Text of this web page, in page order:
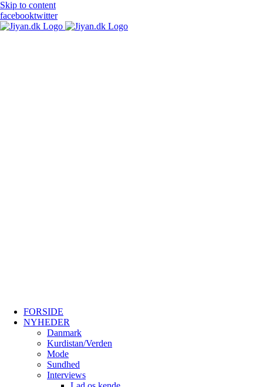
Skip to content
facebooktwitter
FORSIDE
NYHEDER
Danmark
Kurdistan/Verden
Mode
Sundhed
Interviews